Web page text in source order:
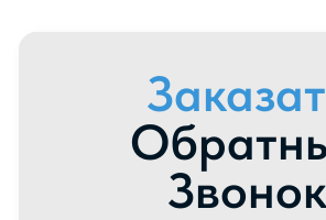
info@hti-group.kg, sales@hti-group.kg
720000, Кыргызская Республика, г.Бишкек,
пр. Ч.Айтматова, 303
Свободная Экономическая Зона «Бишкек» (с.
+996 222 600 292